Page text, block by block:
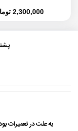
2,300,000 تومان
به علت در تعمیرات